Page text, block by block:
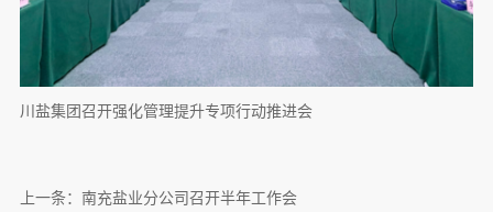
川盐集团召开强化管理提升专项行动推进会
上一条： 南充盐业分公司召开半年工作会